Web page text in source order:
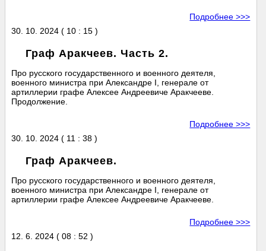
Подробнее >>>
30. 10. 2024 ( 10 : 15 )
Граф Аракчеев. Часть 2.
Про русского государственного и военного деятеля,
военного министра при Александре I, генерале от
артиллерии графе Алексее Андреевиче Аракчееве.
Продолжение.
Подробнее >>>
30. 10. 2024 ( 11 : 38 )
Граф Аракчеев.
Про русского государственного и военного деятеля,
военного министра при Александре I, генерале от
артиллерии графе Алексее Андреевиче Аракчееве.
Подробнее >>>
12. 6. 2024 ( 08 : 52 )